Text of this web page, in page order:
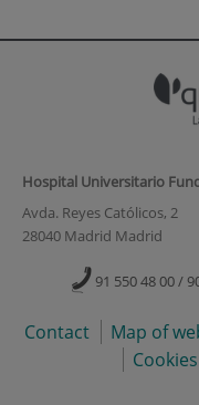
Hospital Universitario
Avda. Reyes Católicos, 2
28040 Madrid Madrid
91 550 48 00 /
Contact Map of